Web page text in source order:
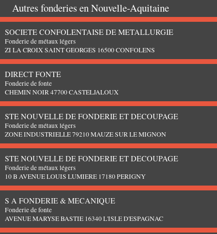
Autres fonderies enNouvelle-Aquitaine
SOCIETE CONFOLENTAISE DE METALLURGIE
Fonderie de métaux légers
ZI LA CROIX SAINT GEORGES 16500 CONFOLENS
DIRECT FONTE
Fonderie de fonte
CHEMIN NOIR 47700 CASTELJALOUX
STE NOUVELLE DE FONDERIE ET DECOUPAGE
Fonderie de métaux légers
ZONE INDUSTRIELLE 79210 MAUZE SUR LE MIGNON
STE NOUVELLE DE FONDERIE ET DECOUPAGE
Fonderie de métaux légers
10 B AVENUE LOUIS LUMIERE 17180 PERIGNY
S A FONDERIE & MECANIQUE
Fonderie de fonte
AVENUE MARYSE BASTIE 16340 L'ISLE D'ESPAGNAC